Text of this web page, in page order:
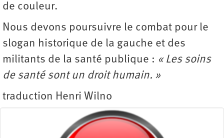
de couleur.
Nous devons poursuivre le combat pour le
slogan historique de la gauche et des
militants de la santé publique : « Les soins
de santé sont un droit humain. »
traduction Henri Wilno